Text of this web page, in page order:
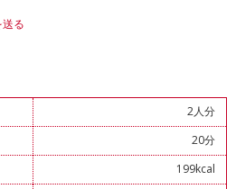
る
2人分
20分
199kcal